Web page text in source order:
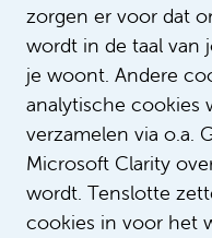
zorgen er voor dat
wordt in de taal van
je woont. Andere
analytische cookies
verzamelen via o.a.
Microsoft Clarity
wordt. Tenslotte
cookies in voor het